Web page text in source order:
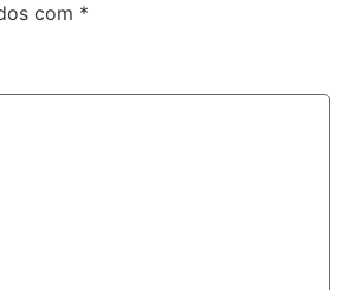
com *
correto para a sua